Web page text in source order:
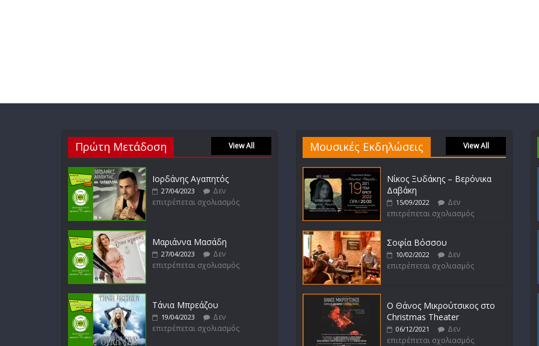
Πρώτη Μετάδοση View All
Ιορδάνης Αγαπητός
27/04/2023
Δεν
επιτρέπεται σχολιασμός
Μαριάννα Μασάδη
27/04/2023
Δεν
επιτρέπεται σχολιασμός
Τάνια Μπρεάζου
19/04/2023
Δεν
επιτρέπεται σχολιασμός
Μουσικές Εκδηλώσεις View All
Νίκος Ξυδάκης – Βερόνικα
Δαβάκη
15/09/2022
Δεν
επιτρέπεται σχολιασμός
Σοφία Βόσσου
10/02/2022
Δεν
επιτρέπεται σχολιασμός
Ο Θάνος Μικρούτσικος στο
Christmas Theater
06/12/2021
Δεν
επιτρέπεται σχολιασμός